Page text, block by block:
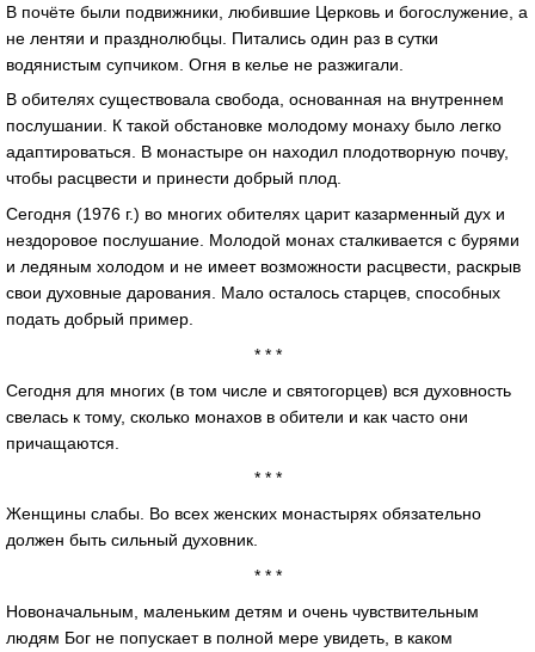
В почёте были подвижники, любившие Церковь и богослужение, а
не лентяи и празднолюбцы. Питались один раз в сутки
водянистым супчиком. Огня в келье не разжигали.
В обителях существовала свобода, основанная на внутреннем
послушании. К такой обстановке молодому монаху было легко
адаптироваться. В монастыре он находил плодотворную почву,
чтобы расцвести и принести добрый плод.
Сегодня (1976 г.) во многих обителях царит казарменный дух и
нездоровое послушание. Молодой монах сталкивается с бурями
и ледяным холодом и не имеет возможности расцвести, раскрыв
свои духовные дарования. Мало осталось старцев, способных
подать добрый пример.
* * *
Сегодня для многих (в том числе и святогорцев) вся духовность
свелась к тому, сколько монахов в обители и как часто они
причащаются.
* * *
Женщины слабы. Во всех женских монастырях обязательно
должен быть сильный духовник.
* * *
Новоначальным, маленьким детям и очень чувствительным
людям Бог не попускает в полной мере увидеть, в каком